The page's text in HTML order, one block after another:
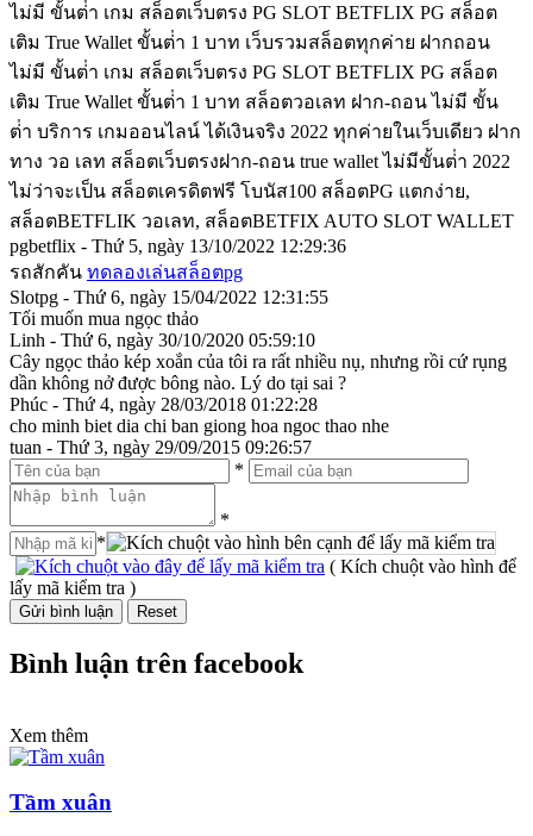
ไม่มี ขั้นต่ํา เกม สล็อตเว็บตรง PG SLOT BETFLIX PG สล็อต
เติม True Wallet ขั้นต่ํา 1 บาท เว็บรวมสล็อตทุกค่าย ฝากถอน
ไม่มี ขั้นต่ํา เกม สล็อตเว็บตรง PG SLOT BETFLIX PG สล็อต
เติม True Wallet ขั้นต่ํา 1 บาท สล็อตวอเลท ฝาก-ถอน ไม่มี ขั้น
ต่ํา บริการ เกมออนไลน์ ได้เงินจริง 2022 ทุกค่ายในเว็บเดียว ฝาก
ทาง วอ เลท สล็อตเว็บตรงฝาก-ถอน true wallet ไม่มีขั้นต่ํา 2022
ไม่ว่าจะเป็น สล็อตเครดิตฟรี โบนัส100 สล็อตPG แตกง่าย,
สล็อตBETFLIK วอเลท, สล็อตBETFIX AUTO SLOT WALLET
pgbetflix - Thứ 5, ngày 13/10/2022 12:29:36
รถสักคัน ทดลองเล่นสล็อตpg
Slotpg - Thứ 6, ngày 15/04/2022 12:31:55
Tối muốn mua ngọc thảo
Linh - Thứ 6, ngày 30/10/2020 05:59:10
Cây ngọc thảo kép xoắn của tôi ra rất nhiều nụ, nhưng rồi cứ rụng
dần không nở được bông nào. Lý do tại sai ?
Phúc - Thứ 4, ngày 28/03/2018 01:22:28
cho minh biet dia chi ban giong hoa ngoc thao nhe
tuan - Thứ 3, ngày 29/09/2015 09:26:57
*
*
*
( Kích chuột vào hình để
lấy mã kiểm tra )
Bình luận trên facebook
Xem thêm
Tầm xuân